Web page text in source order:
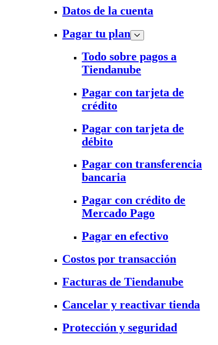
Datos de la cuenta
Pagar tu plan
Todo sobre pagos a
Tiendanube
Pagar con tarjeta de
crédito
Pagar con tarjeta de
débito
Pagar con transferencia
bancaria
Pagar con crédito de
Mercado Pago
Pagar en efectivo
Costos por transacción
Facturas de Tiendanube
Cancelar y reactivar tienda
Protección y seguridad